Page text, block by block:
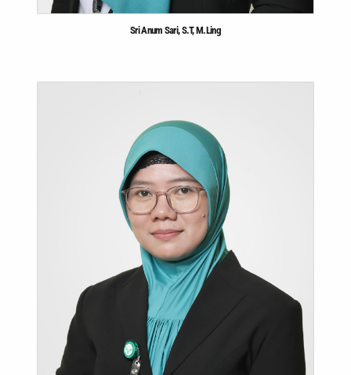
Sri Anum Sari, S.T, M.Ling